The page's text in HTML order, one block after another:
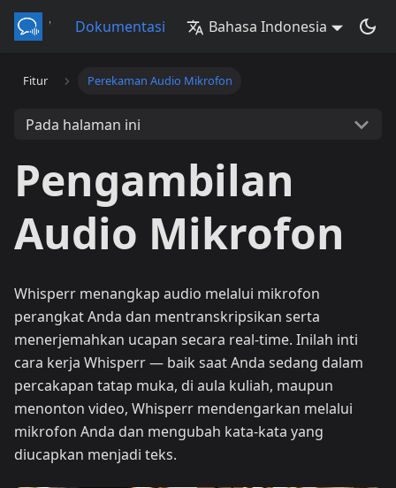
Dokumentasi Bahasa Indonesia
Fitur Perekaman Audio Mikrofon
Pada halaman ini
Pengambilan
Audio Mikrofon
Whisperr menangkap audio melalui mikrofon
perangkat Anda dan mentranskripsikan serta
menerjemahkan ucapan secara real-time. Inilah inti
cara kerja Whisperr — baik saat Anda sedang dalam
percakapan tatap muka, di aula kuliah, maupun
menonton video, Whisperr mendengarkan melalui
mikrofon Anda dan mengubah kata-kata yang
diucapkan menjadi teks.